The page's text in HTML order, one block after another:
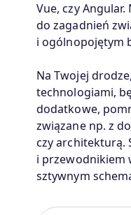
Vue, czy
do zagadnień
i ogólnopojętym
Na Twojej
technologiami,
dodatkowe,
związane np. z
czy architekturą.
i przewodnikiem
sztywnym